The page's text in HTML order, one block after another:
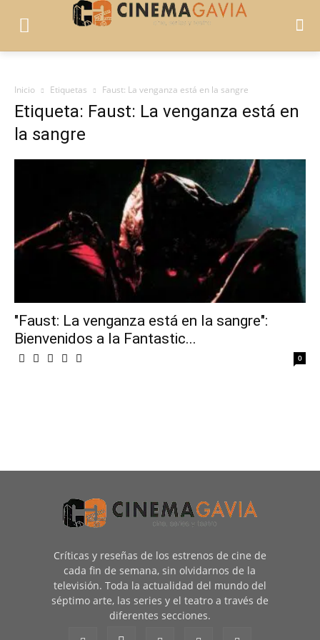
Inicio Etiquetas Faust: La venganza está en la sangre
Etiqueta: Faust: La venganza está en
la sangre
"Faust: La venganza está en la sangre":
Bienvenidos a la Fantastic...
0
Críticas y reseñas de los estrenos de cine de
cada fin de semana, sin olvidarnos de la
televisión. Toda la actualidad del mundo del
séptimo arte, las series y el teatro a través de
diferentes secciones.